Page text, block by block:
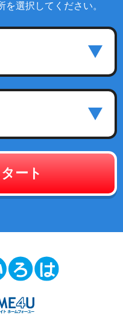
選択してください。
ート